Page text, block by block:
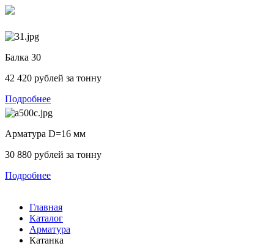
Балка 30
42 420 рублей за тонну
Подробнее
Арматура D=16 мм
30 880 рублей за тонну
Подробнее
Главная
Каталог
Арматура
Катанка